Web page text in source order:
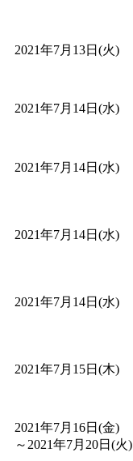
2021年7月13日(火)
2021年7月14日(水)
2021年7月14日(水)
2021年7月14日(水)
2021年7月14日(水)
2021年7月15日(木)
2021年7月16日(金)
～ 2021年7月20日(火)